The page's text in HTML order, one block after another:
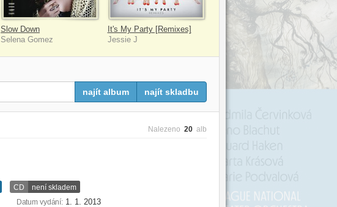
Slow Down
Selena Gomez
It's My Party [Remixes]
Jessie J
najít album najít skladbu
Nalezeno 20 alb
CD
není skladem
Datum vydání: 1. 1. 2013